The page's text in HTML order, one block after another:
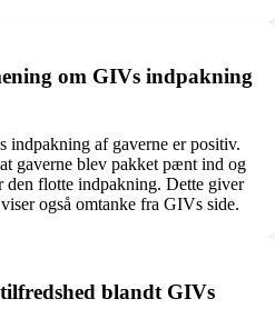
om GIVs indpakning
indpakning af gaverne er positiv.
gaverne blev pakket pænt ind og
den flotte indpakning. Dette giver
også omtanke fra GIVs side.
blandt GIVs